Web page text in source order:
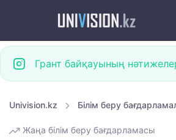
Грант байқауының
Univision.kz Білім беру
Жаңа білім беру бағдарламасы